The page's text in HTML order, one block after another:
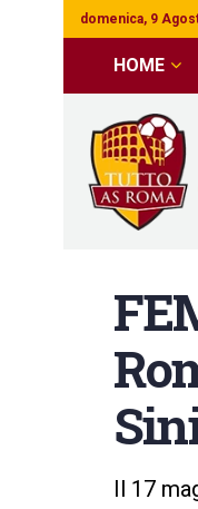
domenica, 9
HOME
Il 17